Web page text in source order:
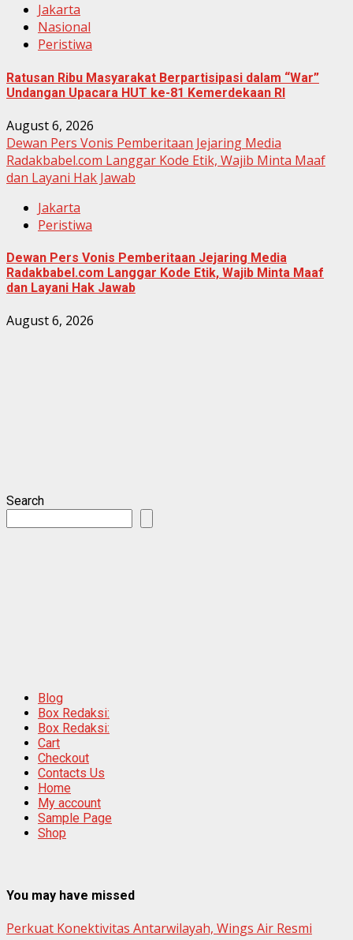
Jakarta
Nasional
Peristiwa
Ratusan Ribu Masyarakat Berpartisipasi dalam “War”
Undangan Upacara HUT ke-81 Kemerdekaan RI
August 6, 2026
Dewan Pers Vonis Pemberitaan Jejaring Media
Radakbabel.com Langgar Kode Etik, Wajib Minta Maaf
dan Layani Hak Jawab
Jakarta
Peristiwa
Dewan Pers Vonis Pemberitaan Jejaring Media
Radakbabel.com Langgar Kode Etik, Wajib Minta Maaf
dan Layani Hak Jawab
August 6, 2026
Search
Blog
Box Redaksi:
Box Redaksi:
Cart
Checkout
Contacts Us
Home
My account
Sample Page
Shop
You may have missed
Perkuat Konektivitas Antarwilayah, Wings Air Resmi